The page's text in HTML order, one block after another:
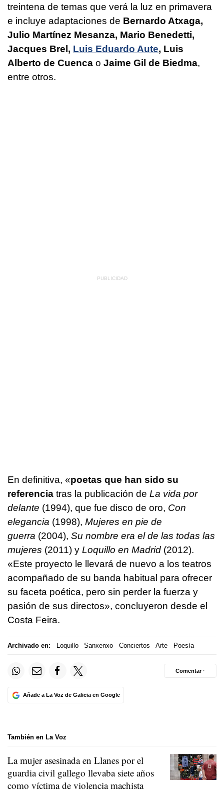
treintena de temas que verá la luz en primavera
e incluye adaptaciones de Bernardo Atxaga,
Julio Martínez Mesanza, Mario Benedetti,
Jacques Brel, Luis Eduardo Aute, Luis
Alberto de Cuenca o Jaime Gil de Biedma,
entre otros.
En definitiva, «poetas que han sido su
referencia tras la publicación de La vida por
delante (1994), que fue disco de oro, Con
elegancia (1998), Mujeres en pie de
guerra (2004), Su nombre era el de las todas las
mujeres (2011) y Loquillo en Madrid (2012).
«Este proyecto le llevará de nuevo a los teatros
acompañado de su banda habitual para ofrecer
su faceta poética, pero sin perder la fuerza y
pasión de sus directos», concluyeron desde el
Costa Feira.
Archivado en: Loquillo Sanxenxo Conciertos Arte Poesía
Añade a La Voz de Galicia en Google
Comentar ·
También en La Voz
La mujer asesinada en Llanes por el
guardia civil gallego llevaba siete años
como víctima de violencia machista